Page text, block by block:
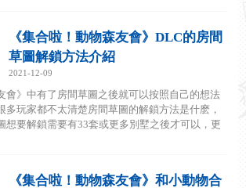
《集合啦！動物森友會》DLC的房間
草圖解鎖方法介紹
2021-12-09
會》中有了房間草圖之後就可以按照自己的想法
多玩家都不太清楚房間草圖的解鎖方法是什麽，
想要解鎖需要有33套或更多別墅之後才可以，更
《集合啦！動物森友會》和小動物合